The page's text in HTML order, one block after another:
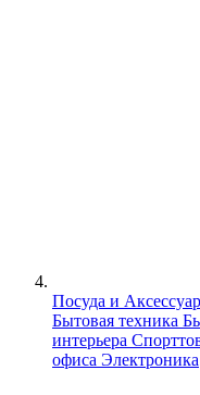
Посуда и
Бытовая техника
интерьера
офиса Электроника